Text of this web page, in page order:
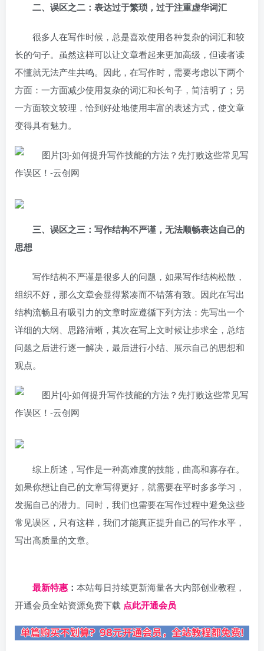
二、误区之二：表达过于繁琐，过于注重虚华词汇
很多人在写作时候，总是喜欢使用各种复杂的词汇和较
长的句子。虽然这样可以让文章看起来更加高级，但读者读
不懂就无法产生共鸣。因此，在写作时，需要考虑以下两个
方面：一方面减少使用复杂的词汇和长句子，简洁明了；另
一方面较文较理，恰到好处地使用丰富的表述方式，使文章
变得具有魅力。
三、误区之三：写作结构不严谨，无法顺畅表达自己的
思想
写作结构不严谨是很多人的问题，如果写作结构松散，
组织不好，那么文章会显得紧凑而不错落有致。因此在写出
结构流畅且有吸引力的文章时应遵循下列方法：先写出一个
详细的大纲、思路清晰，其次在写上文时候让步求全，总结
问题之后进行逐一解决，最后进行小结、展示自己的思想和
观点。
综上所述，写作是一种高难度的技能，曲高和寡存在。
如果你想让自己的文章写得更好，就需要在平时多多学习，
发掘自己的潜力。同时，我们也需要在写作过程中避免这些
常见误区，只有这样，我们才能真正提升自己的写作水平，
写出高质量的文章。
最新特惠 ： 本站每日持续更新海量各大内部创业教程，
开通会员全站资源免费下载 点此开通会员